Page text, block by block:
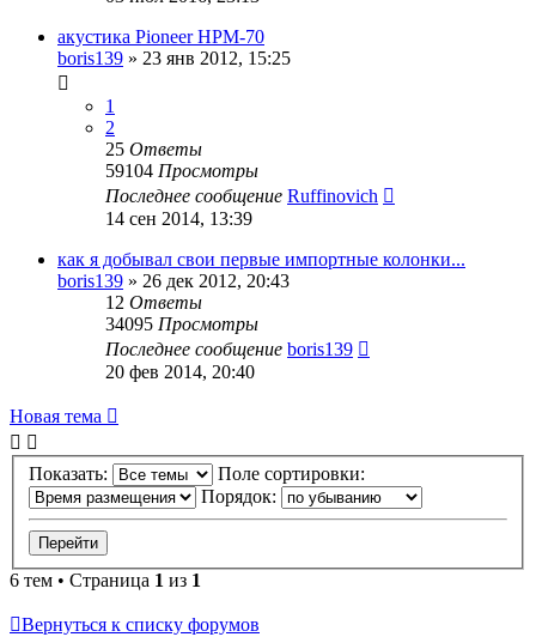
акустика Pioneer HPM-70
boris139 » 23 янв 2012, 15:25
1
2
25 Ответы
59104 Просмотры
Последнее сообщение Ruffinovich
14 сен 2014, 13:39
как я добывал свои первые импортные колонки...
boris139 » 26 дек 2012, 20:43
12 Ответы
34095 Просмотры
Последнее сообщение boris139
20 фев 2014, 20:40
Новая тема
Показать:
Поле сортировки:
Порядок:
6 тем • Страница 1 из 1
Вернуться к списку форумов